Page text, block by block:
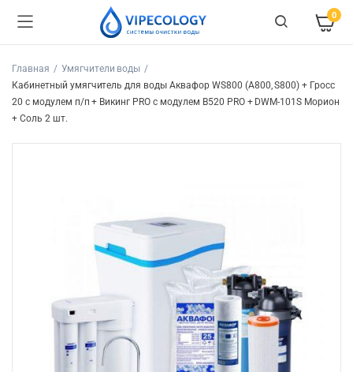
0
Главная
Умягчители воды
Кабинетный умягчитель для воды Аквафор WS800 (А800, S800) + Гросс
20 с модулем п/п + Викинг PRO с модулем В520 PRO + DWM-101S Морион
+ Соль 2 шт.